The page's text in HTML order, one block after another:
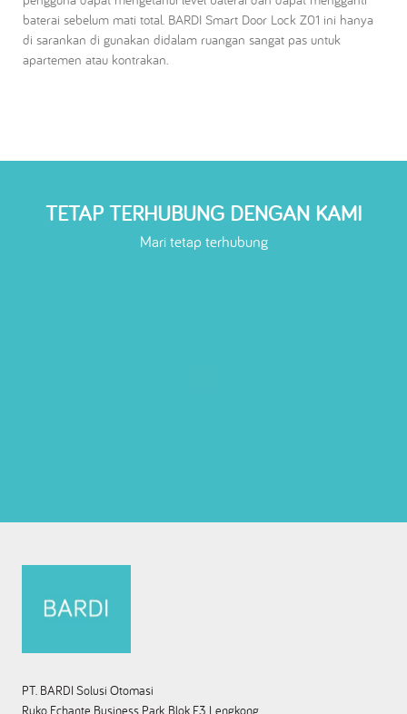
baterai sebelum mati total. BARDI Smart Door Lock Z01 ini hanya
di sarankan di gunakan didalam ruangan sangat pas untuk
apartemen atau kontrakan.
TETAP TERHUBUNG DENGAN KAMI
Mari tetap terhubung
PT. BARDI Solusi Otomasi
Ruko Echante Business Park, Blok F3, Lengkong